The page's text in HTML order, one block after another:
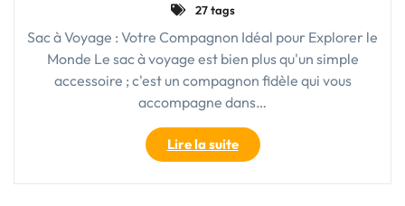
27 tags
Sac à Voyage : Votre Compagnon Idéal pour Explorer le
Monde Le sac à voyage est bien plus qu'un simple
accessoire ; c'est un compagnon fidèle qui vous
accompagne dans…
Lire la suite"Explorez
le
Monde